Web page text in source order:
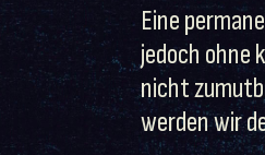
Eine
jedoch ohne
nicht
werden wir